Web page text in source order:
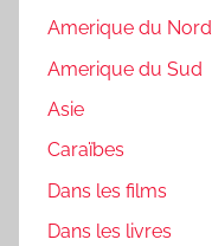
Amerique du Nord
Amerique du Sud
Asie
Caraïbes
Dans les films
Dans les livres